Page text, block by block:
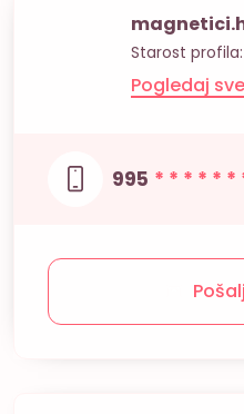
Starost
Pogledaj
995 * * * * * *